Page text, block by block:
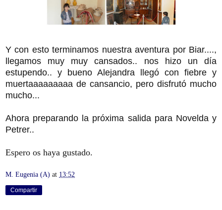
Y con esto terminamos nuestra aventura por Biar....,
llegamos muy muy cansados.. nos hizo un día
estupendo.. y bueno Alejandra llegó con fiebre y
muertaaaaaaaaa de cansancio, pero disfrutó mucho
mucho...
Ahora preparando la próxima salida para Novelda y
Petrer..
Espero os haya gustado.
M. Eugenia (A) at 13:52
Compartir